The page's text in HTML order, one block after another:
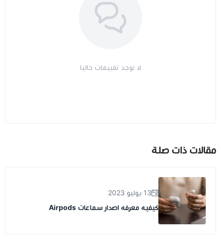
لا توجد تقييمات حاليا
مقالات ذات صلة
13 يوليو 2023
كيفيه معرفه اصدار سماعات Airpods